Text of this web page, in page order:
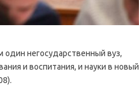
негосударственный вуз,
и воспитания, и науки в новый